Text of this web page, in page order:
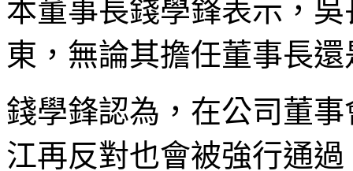
本董事長錢學鋒表示，
東，無論其擔任董事長
錢學鋒認為，在公司董
江再反對也會被強行通